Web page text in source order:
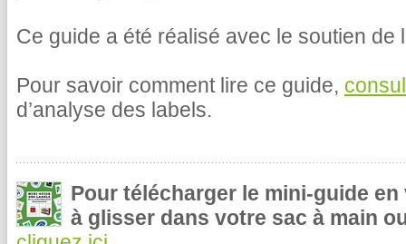
Ce guide a été réalisé avec le soutien de
Pour savoir comment lire ce guide,
d’analyse des labels.
Pour télécharger le mini-guide
à glisser dans votre sac à main